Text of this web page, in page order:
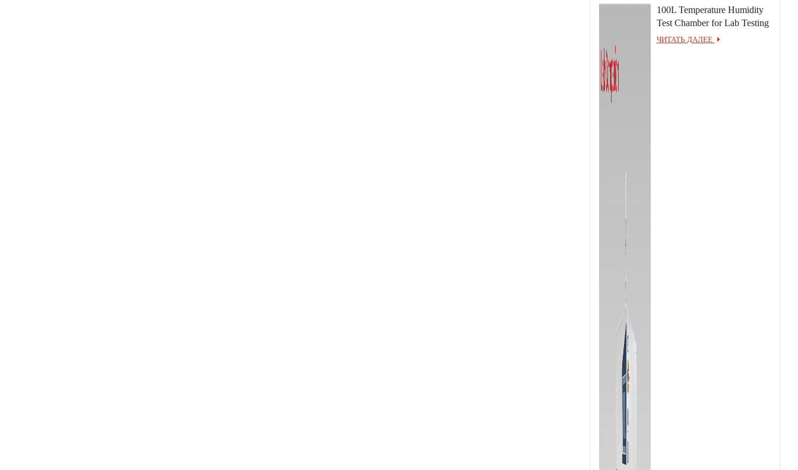
100L Temperature Humidity
Test Chamber for Lab Testing
ЧИТАТЬ ДАЛЕЕ